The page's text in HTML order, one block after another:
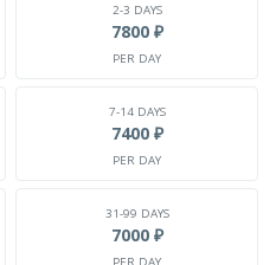
2-3 DAYS
7800 ₽
PER DAY
7-14 DAYS
7400 ₽
PER DAY
31-99 DAYS
7000 ₽
PER DAY